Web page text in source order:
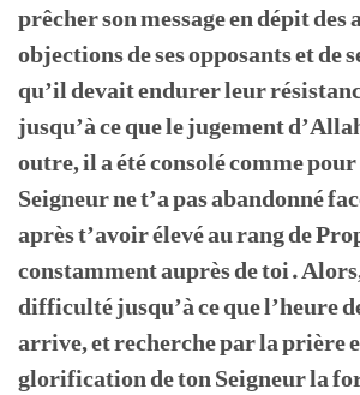
prêcher son message en dépit des
objections de ses opposants et de
qu’il devait endurer leur
jusqu’à ce que le jugement
outre, il a été consolé comme
Seigneur ne t’a pas abandonné
après t’avoir élevé au rang de
constamment auprès de toi.
difficulté jusqu’à ce que l’heure
arrive, et recherche par la prière
glorification de ton Seigneur la